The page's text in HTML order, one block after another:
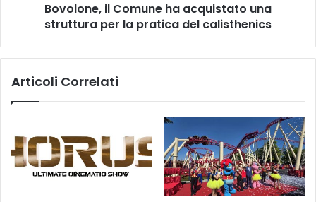
Bovolone, il Comune ha acquistato una
struttura per la pratica del calisthenics
Articoli Correlati